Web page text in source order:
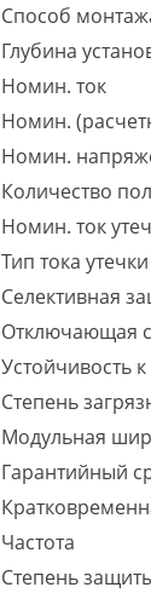
Способ
Глубина
Номин. ток
Номин.
Номин.
Количество
Номин. ток
Тип тока утечки
Селективная
Отключающая
Устойчивость
Степень
Модульная
Гарантийный
Частота
Степень